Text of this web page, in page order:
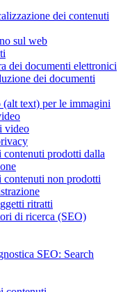
dei contenuti
sul web
dei documenti elettronici
dei documenti
text) per le immagini
video
prodotti dalla
non prodotti
ritratti
di ricerca (SEO)
SEO: Search